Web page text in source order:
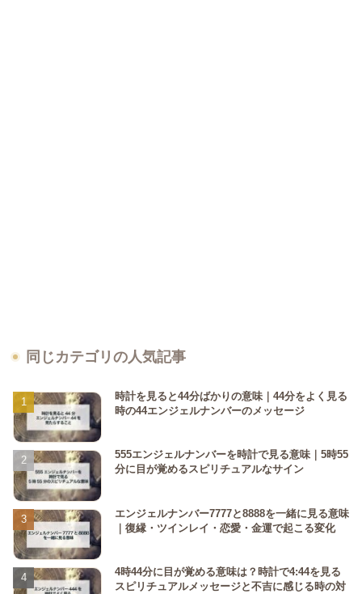
同じカテゴリの人気記事
時計を見ると44分ばかりの意味｜44分をよく見る
時の44エンジェルナンバーのメッセージ
555エンジェルナンバーを時計で見る意味｜5時55
分に目が覚めるスピリチュアルなサイン
エンジェルナンバー7777と8888を一緒に見る意味
｜復縁・ツインレイ・恋愛・金運で起こる変化
4時44分に目が覚める意味は？時計で4:44を見る
スピリチュアルメッセージと不吉に感じる時の対